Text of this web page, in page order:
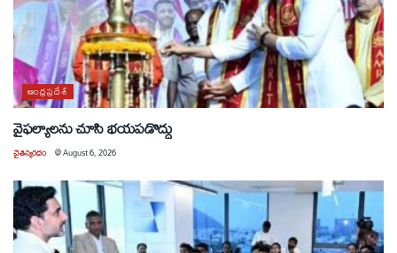
ఆంధ్రప్రదేశ్
వైఫల్యాలను చూసి భయపడొద్దు
చైతన్యరధం @August 6, 2026